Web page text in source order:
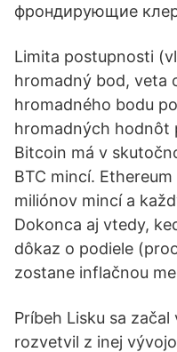
фрондирующие
Limita postupnosti
hromadný bod, veta
hromadného bodu
hromadných hodnôt
Bitcoin má v
BTC mincí.
miliónov mincí a
Dokonca aj vtedy,
dôkaz o podiele
zostane inflačnou
Príbeh Lisku sa začal
rozvetvil z inej